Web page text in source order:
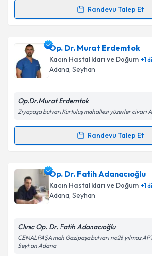
Kişisel verilerimin işlenmesine
Metni'ni okudum ve kişisel
Takvim Talebini
Randevu Talep Et
Randevu Takvimi Talebi
Dr. Öğr. Üyesi Feza Burakiçin
oluşturun. Size bu uzmandan randevu
takvim hazırlandığında e-posta ile
Kişisel verilerimin işlenmesine
Metni'ni okudum ve kişisel
Takvim Talebini
Op. Dr. Murat Erdemtok
Kadın Hastalıkları ve Doğum +1
Adana, Seyhan
Op.Dr.Murat Erdemtok
Ziyapaşa bulvarı Kurtuluş mahallesi yüzevler civari
Randevu Talep Et
Randevu Takvimi Talebi
Op. Dr. Murat Erdemtokiçin
oluşturun. Size bu uzmandan randevu
takvim hazırlandığında e-posta ile
Op. Dr. Fatih Adanacıoğlu
Kadın Hastalıkları ve Doğum +1
Adana, Seyhan
Clınıc Op. Dr. Fatih Adanacıoğlu
CEMALPAŞA mah Gazipaşa bulvarı no26 yılmaz
Seyhan Adana